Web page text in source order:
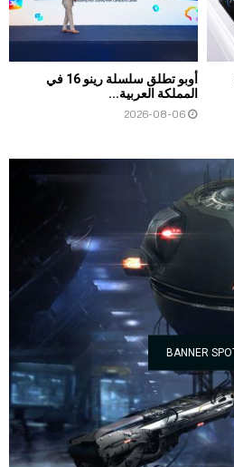
أوبو تطلق سلسلة رينو 16 في
المملكة العربية...
2026-08-06
BANNER